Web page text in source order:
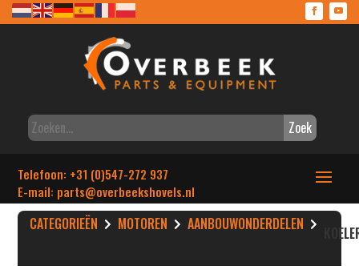
Zoek
Telefoon: +31 (0)547-272 937
E-mail: parts@overbeekshovels.nl
CATEGORIEËN MOTOREN AANBOUWONDERDELEN